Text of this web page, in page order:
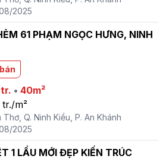
2025
61 PHẠM NGỌC HƯNG, NINH
•40m²
m²
Thơ, Q. Ninh Kiều, P. An Khánh
2025
1 LẦU MỚI ĐẸP KIẾN TRÚC